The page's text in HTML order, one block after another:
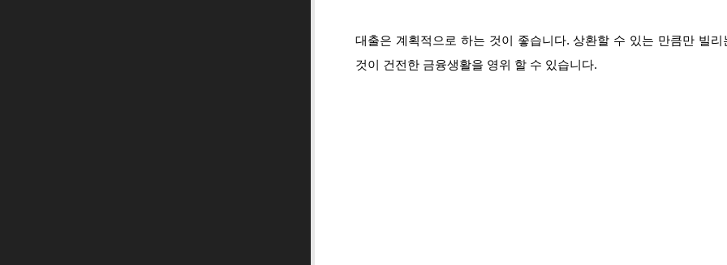
대출은 계획적으로 하는 것이 좋습니다. 상환할 수 있는 만큼만 빌리
것이 건전한 금융생활을 영위 할 수 있습니다.